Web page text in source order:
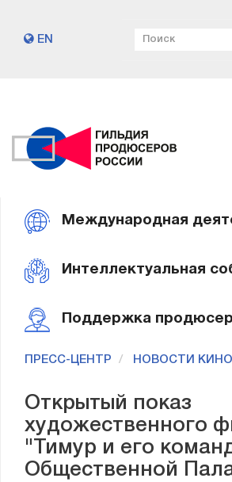
EN
Международная
Интеллектуальная
Поддержка
ПРЕСС-ЦЕНТР НОВОСТИ
Открытый показ
художественного
"Тимур и его
Общественной